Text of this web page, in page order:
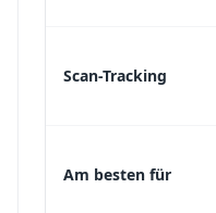
Scan-Tracking
Am besten für